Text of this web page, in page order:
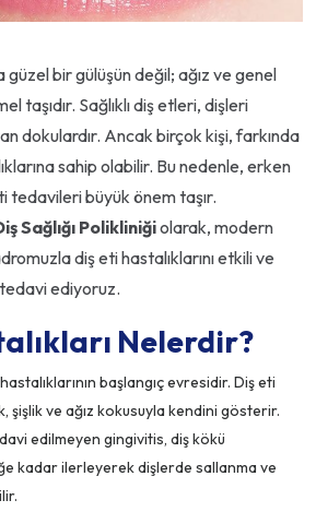
güzel bir gülüşün değil; ağız ve genel
taşıdır. Sağlıklı diş etleri, dişleri
dokulardır. Ancak birçok kişi, farkında
sahip olabilir. Bu nedenle, erken
tedavileri büyük önem taşır.
Sağlığı Polikliniğiolarak, modern
diş eti hastalıklarını etkili ve
ediyoruz.
Nelerdir?
başlangıç evresidir. Diş eti
şişlik ve ağız kokusuyla kendini gösterir.
edilmeyen gingivitis, diş kökü
kadar ilerleyerek dişlerde sallanma ve